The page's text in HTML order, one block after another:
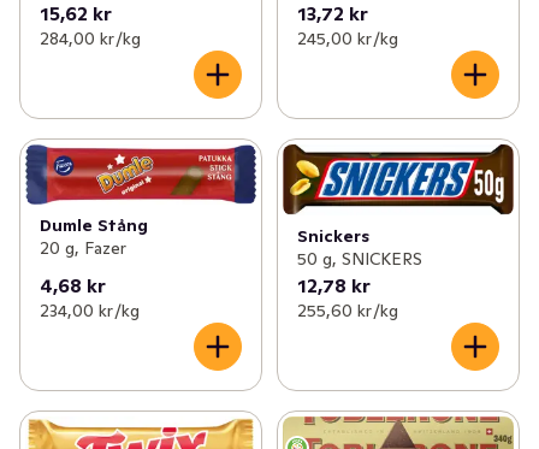
15,62 kr
284,00 kr /kg
13,72 kr
245,00 kr /kg
Dumle Stång
20 g, Fazer
4,68 kr
234,00 kr /kg
Snickers
50 g, SNICKERS
12,78 kr
255,60 kr /kg